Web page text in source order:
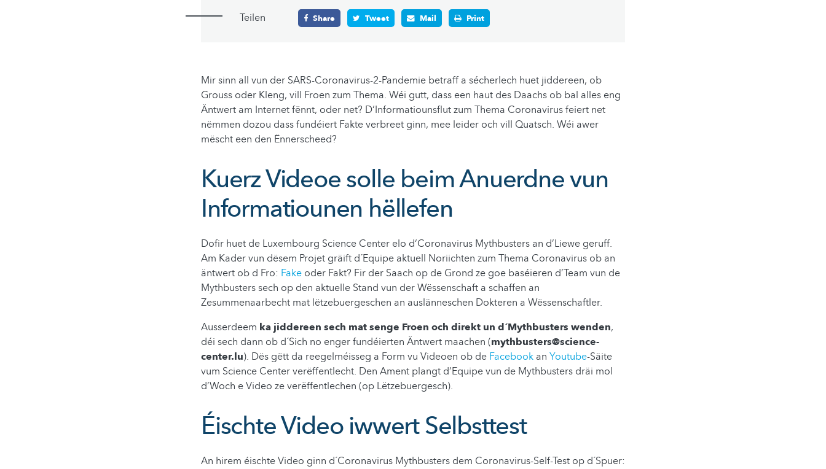
Teilen Share Tweet Mail Print
Mir sinn all vun der SARS-Coronavirus-2-Pandemie betraff a sécherlech huet jiddereen, ob
Grouss oder Kleng, vill Froen zum Thema. Wéi gutt, dass een haut des Daachs ob bal alles eng
Äntwert am Internet fënnt, oder net? D‘Informatiounsflut zum Thema Coronavirus feiert net
nëmmen dozou dass fundéiert Fakte verbreet ginn, mee leider och vill Quatsch. Wéi awer
mëscht een den Ënnerscheed?
Kuerz Videoe solle beim Anuerdne vun
Informatiounen hëllefen
Dofir huet de Luxembourg Science Center elo d‘Coronavirus Mythbusters an d’Liewe geruff.
Am Kader vun dësem Projet gräift d´Equipe aktuell Noriichten zum Thema Coronavirus ob an
äntwert ob d Fro: Fake oder Fakt? Fir der Saach op de Grond ze goe baséieren d’Team vun de
Mythbusters sech op den aktuelle Stand vun der Wëssenschaft a schaffen an
Zesummenaarbecht mat lëtzebuergeschen an auslänneschen Dokteren a Wëssenschaftler.
Ausserdeem ka jiddereen sech mat senge Froen och direkt un d´Mythbusters wenden,
déi sech dann ob d´Sich no enger fundéierten Äntwert maachen (mythbusters@science-
center.lu). Dës gëtt da reegelméisseg a Form vu Videoen ob de Facebook an Youtube-Säite
vum Science Center verëffentlecht. Den Ament plangt d’Equipe vun de Mythbusters dräi mol
d’Woch e Video ze verëffentlechen (op Lëtzebuergesch).
Éischte Video iwwert Selbsttest
An hirem éischte Video ginn d´Coronavirus Mythbusters dem Coronavirus-Self-Test op d´Spuer: